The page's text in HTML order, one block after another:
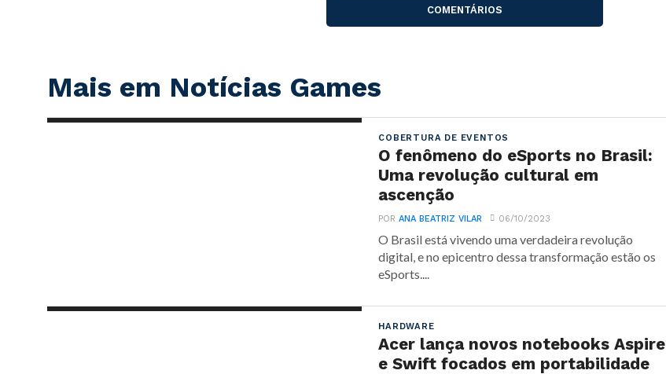
COMENTÁRIOS
Mais em Notícias Games
COBERTURA DE EVENTOS
O fenômeno do eSports no Brasil:
Uma revolução cultural em
ascenção
PORANA BEATRIZ VILAR 06/10/2023
O Brasil está vivendo uma verdadeira revolução
digital, e no epicentro dessa transformação estão os
eSports....
HARDWARE
Acer lança novos notebooks Aspire
e Swift focados em portabilidade